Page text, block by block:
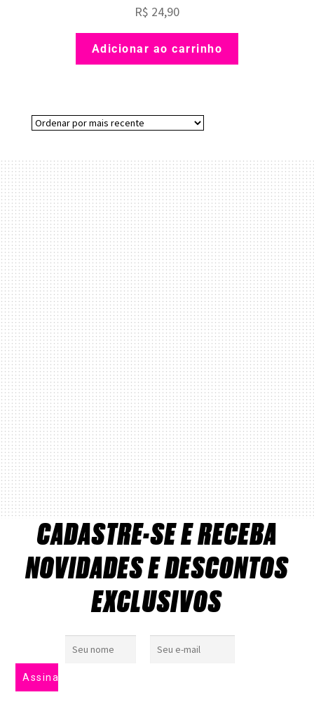
R$ 24,90
Adicionar ao carrinho
CADASTRE-SE E RECEBA
NOVIDADES E DESCONTOS
EXCLUSIVOS